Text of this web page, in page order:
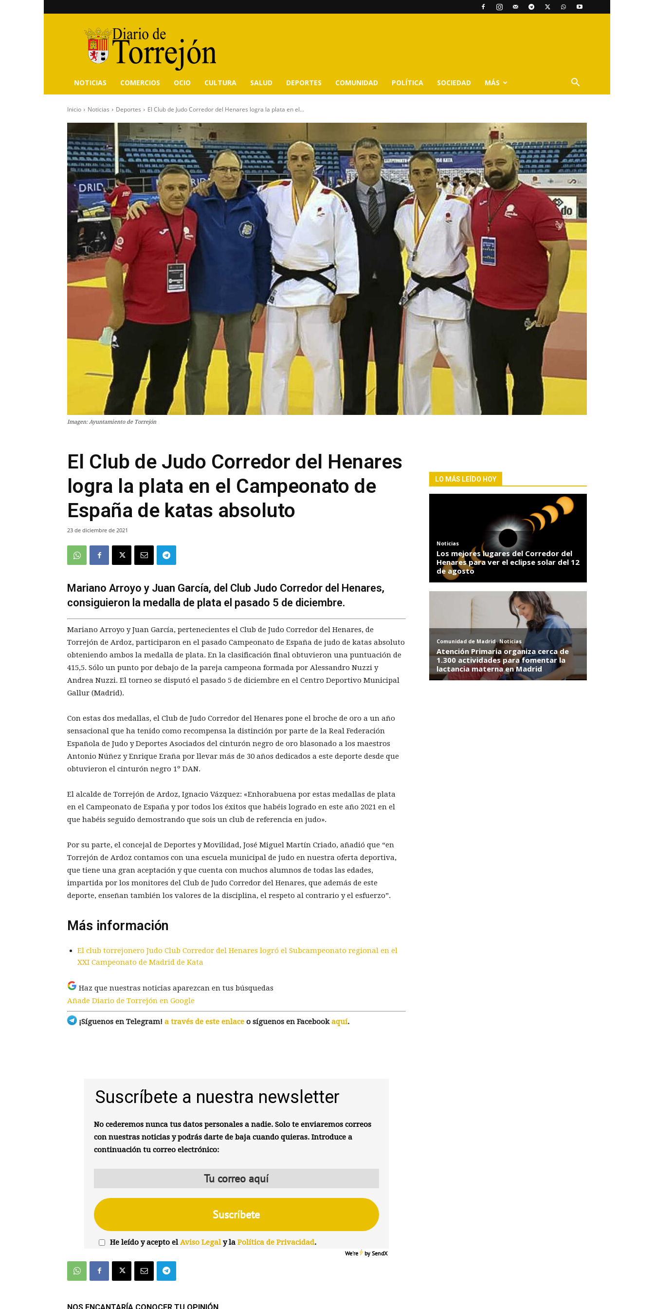
Diario
de
Torrejón
NOTICIAS COMERCIOS OCIO CULTURA SALUD DEPORTES COMUNIDAD POLÍTICA SOCIEDAD MÁS
Inicio Noticias Deportes El Club de Judo Corredor del Henares logra la plata en el...
Imagen: Ayuntamiento de Torrejón
El Club de Judo Corredor del Henares
logra la plata en el Campeonato de
España de katas absoluto
23 de diciembre de 2021
Mariano Arroyo y Juan García, del Club Judo Corredor del Henares,
consiguieron la medalla de plata el pasado 5 de diciembre.
Mariano Arroyo y Juan García, pertenecientes el Club de Judo Corredor del Henares, de
Torrejón de Ardoz, participaron en el pasado Campeonato de España de judo de katas absoluto
obteniendo ambos la medalla de plata. En la clasificación final obtuvieron una puntuación de
415,5. Sólo un punto por debajo de la pareja campeona formada por Alessandro Nuzzi y
Andrea Nuzzi. El torneo se disputó el pasado 5 de diciembre en el Centro Deportivo Municipal
Gallur (Madrid).
Con estas dos medallas, el Club de Judo Corredor del Henares pone el broche de oro a un año
sensacional que ha tenido como recompensa la distinción por parte de la Real Federación
Española de Judo y Deportes Asociados del cinturón negro de oro blasonado a los maestros
Antonio Núñez y Enrique Eraña por llevar más de 30 años dedicados a este deporte desde que
obtuvieron el cinturón negro 1º DAN.
El alcalde de Torrejón de Ardoz, Ignacio Vázquez: «Enhorabuena por estas medallas de plata
en el Campeonato de España y por todos los éxitos que habéis logrado en este año 2021 en el
que habéis seguido demostrando que sois un club de referencia en judo».
Por su parte, el concejal de Deportes y Movilidad, José Miguel Martín Criado, añadió que “en
Torrejón de Ardoz contamos con una escuela municipal de judo en nuestra oferta deportiva,
que tiene una gran aceptación y que cuenta con muchos alumnos de todas las edades,
impartida por los monitores del Club de Judo Corredor del Henares, que además de este
deporte, enseñan también los valores de la disciplina, el respeto al contrario y el esfuerzo”.
Más información
El club torrejonero Judo Club Corredor del Henares logró el Subcampeonato regional en el
XXI Campeonato de Madrid de Kata
Haz que nuestras noticias aparezcan en tus búsquedas
Añade Diario de Torrejón en Google
¡Síguenos en Telegram! a través de este enlace o síguenos en Facebookaquí.
Suscríbete a nuestra newsletter
No cederemos nunca tus datos personales a nadie. Solo te enviaremos correos
con nuestras noticias y podrás darte de baja cuando quieras. Introduce a
continuación tu correo electrónico:
He leído y acepto elAviso Legaly la Política de Privacidad.
We're bySendX
NOS ENCANTARÍA CONOCER TU OPINIÓN
LO MÁS LEÍDO HOY